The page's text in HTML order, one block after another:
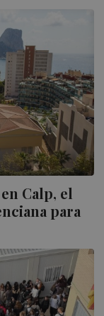
Calp, el
para